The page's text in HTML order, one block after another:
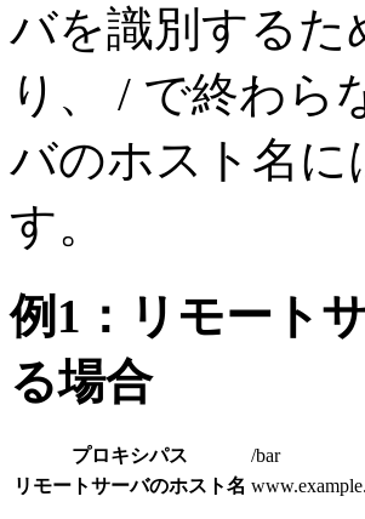
バを識別するた
り、 / で終わら
バのホスト名に
す。
例1：リモート
る場合
プロキシパス
/bar
リモートサーバのホスト名